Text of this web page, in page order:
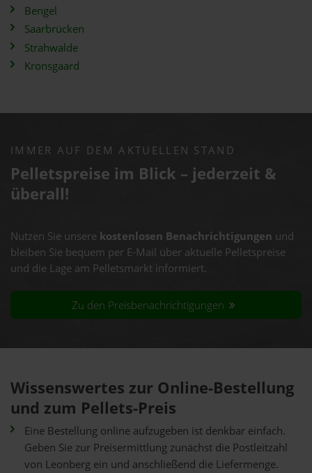
Bengel
Saarbrücken
Strahwalde
Kronsgaard
IMMER AUF DEM AKTUELLEN STAND
Pelletspreise im Blick – jederzeit &
überall!
Nutzen Sie unsere kostenlosen Benachrichtigungen und
bleiben Sie bequem per E-Mail über aktuelle Pelletspreise
und die Lage am Pelletsmarkt informiert.
Zu den Preisbenachrichtigungen
Wissenswertes zur Online-Bestellung
und zum Pellets-Preis
Eine Bestellung online aufzugeben ist denkbar einfach.
Geben Sie zur Preisermittlung zunächst die Postleitzahl
von Leonberg ein und anschließend die Liefermenge.